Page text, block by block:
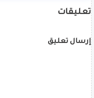
تعليقات
إرسال تعليق